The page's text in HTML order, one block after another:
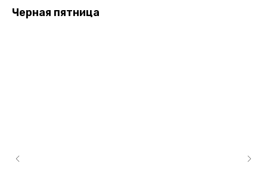
Черная пятница